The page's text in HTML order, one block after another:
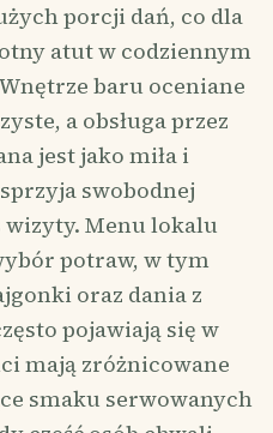
porcji dań, co dla
atut w codziennym
baru oceniane
a obsługa przez
jest jako miła i
swobodnej
wizyty. Menu lokalu
potraw, w tym
oraz dania z
pojawiają się w
mają zróżnicowane
smaku serwowanych